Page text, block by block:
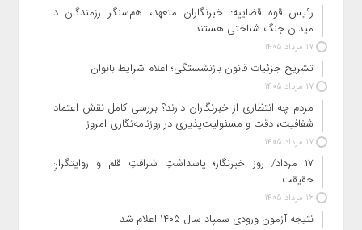
رئیس قوه قضاییه: خبرنگاران متعهد، هم‌سنگر رزمندگان در
میدان جنگ شناختی هستند
17 مرداد 1405
تشریح جزئیات قانون بازنشستگی؛ اعلام شرایط بانوان
17 مرداد 1405
مردم چه انتظاری از خبرنگاران دارند؟ بررسی کامل نقش اعتماد،
شفافیت، دقت و مسئولیت‌پذیری در روزنامه‌نگاری امروز
17 مرداد 1405
۱۷ مرداد/ روز خبرنگار؛ پاسداشتِ شرافتِ قلم و روایتگرانِ
حقیقت
16 مرداد 1405
نتیجه آزمون ورودی سمپاد سال ۱۴۰۵ اعلام شد